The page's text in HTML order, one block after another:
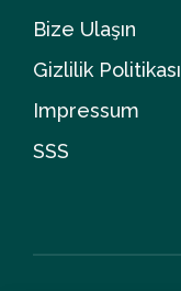
Bize Ulaşın
Gizlilik Politikası
Impressum
SSS